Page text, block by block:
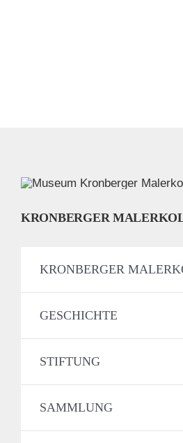
KRONBERGER
KRONBERGER
GESCHICHTE
STIFTUNG
SAMMLUNG